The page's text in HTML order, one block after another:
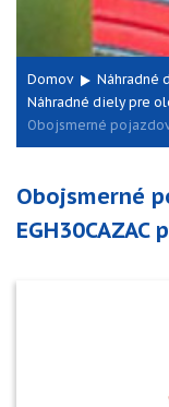
Domov
Náhradné
Náhradné diely pre
Obojsmerné
Obojsmerné